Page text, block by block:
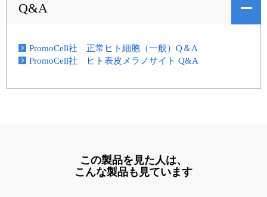
Q&A
PromoCell社 正常ヒト細胞（一般）Q＆A
PromoCell社 ヒト表皮メラノサイト Q&A
この製品を見た人は、
こんな製品も見ています